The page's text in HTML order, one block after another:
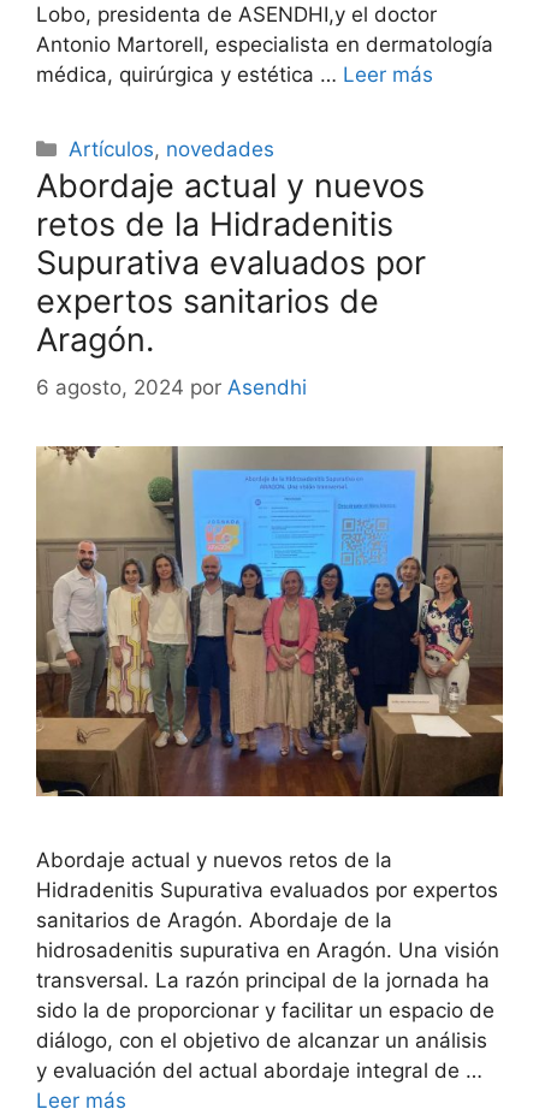
Lobo, presidenta de ASENDHI,y el doctor
Antonio Martorell, especialista en dermatología
médica, quirúrgica y estética … Leer más
Categorías
Artículos, novedades
Abordaje actual y nuevos
retos de la Hidradenitis
Supurativa evaluados por
expertos sanitarios de
Aragón.
6 agosto, 2024 por Asendhi
Abordaje actual y nuevos retos de la
Hidradenitis Supurativa evaluados por expertos
sanitarios de Aragón. Abordaje de la
hidrosadenitis supurativa en Aragón. Una visión
transversal. La razón principal de la jornada ha
sido la de proporcionar y facilitar un espacio de
diálogo, con el objetivo de alcanzar un análisis
y evaluación del actual abordaje integral de …
Leer más